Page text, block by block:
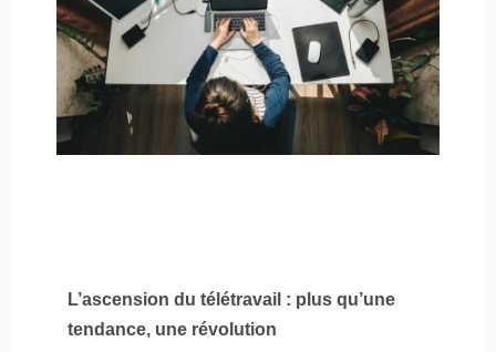
L’ascension du télétravail : plus qu’une
tendance, une révolution